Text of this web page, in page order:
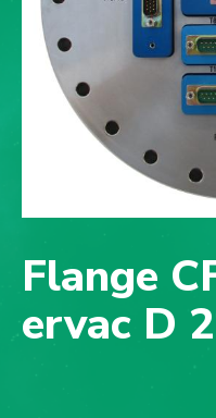
Flange
ervac D